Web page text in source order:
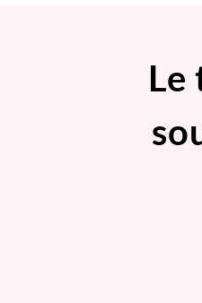
Le